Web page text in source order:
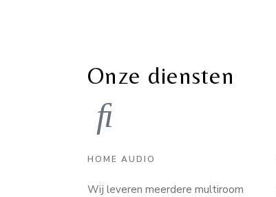
Onze diensten
HOME AUDIO
Wij leveren meerdere multiroom